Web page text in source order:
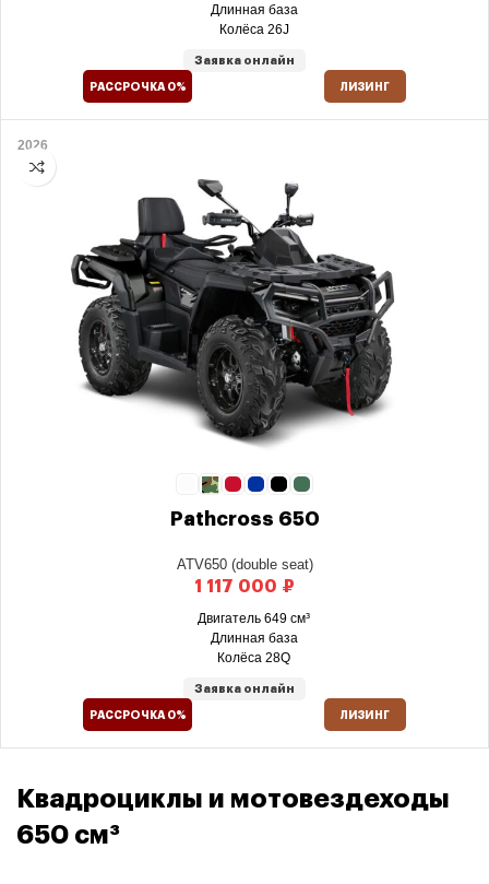
Длинная база
Колёса 26J
Заявка онлайн
РАССРОЧКА 0% ЛИЗИНГ
2026
Pathcross 650
ATV650 (double seat)
₽
Двигатель 649 см³
Длинная база
Колёса 28Q
Заявка онлайн
РАССРОЧКА 0% ЛИЗИНГ
Квадроциклы и мотовездеходы
650 см³